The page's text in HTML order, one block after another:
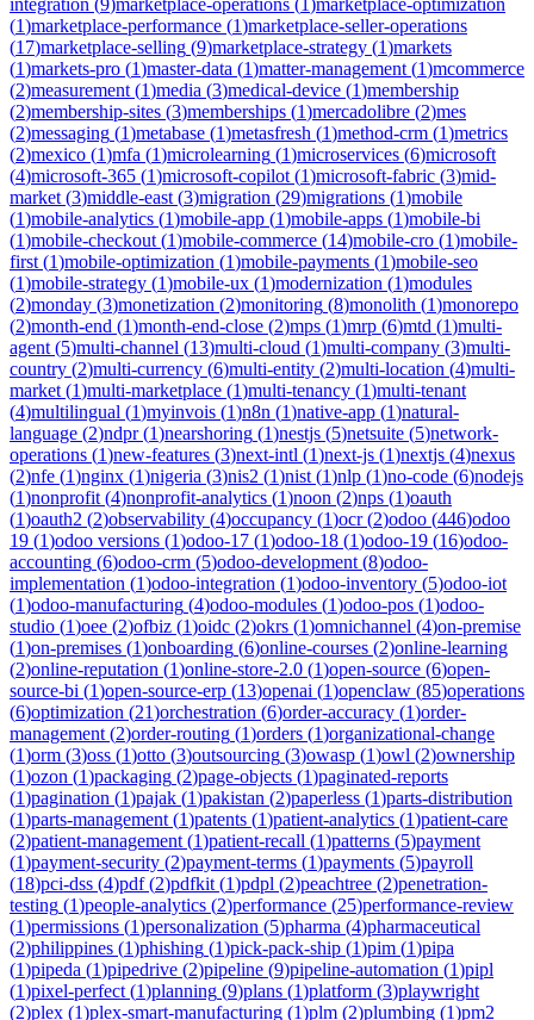
(1)marketplace-performance (1)marketplace-seller-operations
(17)marketplace-selling (9)marketplace-strategy (1)markets
(1)markets-pro (1)master-data (1)matter-management (1)mcommerce
(2)measurement (1)media (3)medical-device (1)membership
(2)membership-sites (3)memberships (1)mercadolibre (2)mes
(2)messaging (1)metabase (1)metasfresh (1)method-crm (1)metrics
(2)mexico (1)mfa (1)microlearning (1)microservices (6)microsoft
(4)microsoft-365 (1)microsoft-copilot (1)microsoft-fabric (3)mid-
market (3)middle-east (3)migration (29)migrations (1)mobile
(1)mobile-analytics (1)mobile-app (1)mobile-apps (1)mobile-bi
(1)mobile-checkout (1)mobile-commerce (14)mobile-cro (1)mobile-
first (1)mobile-optimization (1)mobile-payments (1)mobile-seo
(1)mobile-strategy (1)mobile-ux (1)modernization (1)modules
(2)monday (3)monetization (2)monitoring (8)monolith (1)monorepo
(2)month-end (1)month-end-close (2)mps (1)mrp (6)mtd (1)multi-
agent (5)multi-channel (13)multi-cloud (1)multi-company (3)multi-
country (2)multi-currency (6)multi-entity (2)multi-location (4)multi-
market (1)multi-marketplace (1)multi-tenancy (1)multi-tenant
(4)multilingual (1)myinvois (1)n8n (1)native-app (1)natural-
language (2)ndpr(1)nearshoring (1)nestjs (5)netsuite (5)network-
operations (1)new-features (3)next-intl (1)next-js (1)nextjs (4)nexus
(2)nfe (1)nginx (1)nigeria (3)nis2 (1)nist (1)nlp (1)no-code (6)nodejs
(1)nonprofit (4)nonprofit-analytics (1)noon (2)nps (1)oauth
(1)oauth2 (2)observability (4)occupancy (1)ocr(2)odoo (446)odoo
19 (1)odoo versions (1)odoo-17 (1)odoo-18 (1)odoo-19 (16)odoo-
accounting (6)odoo-crm (5)odoo-development (8)odoo-
implementation (1)odoo-integration (1)odoo-inventory (5)odoo-iot
(1)odoo-manufacturing (4)odoo-modules (1)odoo-pos (1)odoo-
studio (1)oee (2)ofbiz (1)oidc (2)okrs (1)omnichannel (4)on-premise
(1)on-premises (1)onboarding (6)online-courses (2)online-learning
(2)online-reputation (1)online-store-2.0 (1)open-source (6)open-
source-bi (1)open-source-erp (13)openai (1)openclaw (85)operations
(6)optimization (21)orchestration (6)order-accuracy (1)order-
management (2)order-routing (1)orders (1)organizational-change
(1)orm (3)oss (1)otto (3)outsourcing (3)owasp (1)owl (2)ownership
(1)ozon (1)packaging (2)page-objects (1)paginated-reports
(1)pagination (1)pajak (1)pakistan (2)paperless (1)parts-distribution
(1)parts-management (1)patents (1)patient-analytics (1)patient-care
(2)patient-management (1)patient-recall (1)patterns (5)payment
(1)payment-security (2)payment-terms (1)payments (5)payroll
(18)pci-dss (4)pdf(2)pdfkit (1)pdpl (2)peachtree (2)penetration-
testing (1)people-analytics (2)performance (25)performance-review
(1)permissions (1)personalization (5)pharma (4)pharmaceutical
(2)philippines (1)phishing (1)pick-pack-ship (1)pim (1)pipa
(1)pipeda (1)pipedrive (2)pipeline (9)pipeline-automation (1)pipl
(1)pixel-perfect (1)planning (9)plans (1)platform (3)playwright
(2)plex (1)plex-smart-manufacturing (1)plm (2)plumbing (1)pm2